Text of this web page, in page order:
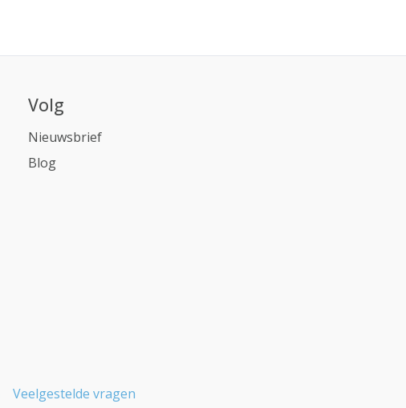
Volg
Nieuwsbrief
Blog
Veelgestelde vragen